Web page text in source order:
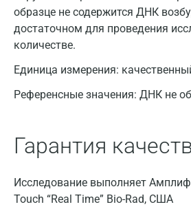
образце не содержится ДНК
достаточном для проведения
количестве.
Единица измерения:
Референсные значения: ДНК не
Гарантия
Исследование выполняет
Touch “Real Time” Bio-Rad, США
Санкт-Петербург